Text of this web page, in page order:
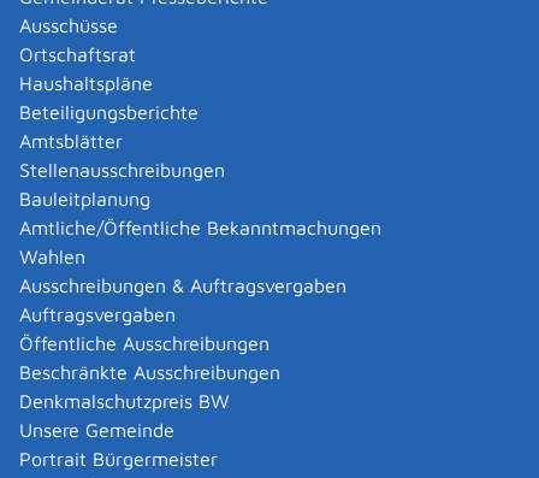
Ausschüsse
Ortschaftsrat
Haushaltspläne
Beteiligungsberichte
Amtsblätter
Stellenausschreibungen
Bauleitplanung
Amtliche/Öffentliche Bekanntmachungen
Wahlen
Ausschreibungen & Auftragsvergaben
Auftragsvergaben
Öffentliche Ausschreibungen
Beschränkte Ausschreibungen
Denkmalschutzpreis BW
Unsere Gemeinde
Portrait Bürgermeister
Abgelaufenen Führerschein neu ausstellen lassen
Abgeltungsteuer - Nichtveranlagungs-
Bescheinigung beantragen
Abgeschlossenheitsbescheinigung zur Aufteilung
eines Gebäudes beantragen
Abmeldung / Außerbetriebsetzung für ein Fahrzeug
beantragen
Abschriften, Ablichtungen, Vervielfältigungen und
Negative amtlich beglaubigen lassen
Abwasser entsorgen
Abwasserbeseitigung - dezentrale Beseitigung von
Regenwasser beantragen oder anzeigen
Abweichende Regelungen zum Schichtbetrieb
beantragen
Abweichende Ruhezeit beantragen
Adoption - Akteneinsicht beantragen